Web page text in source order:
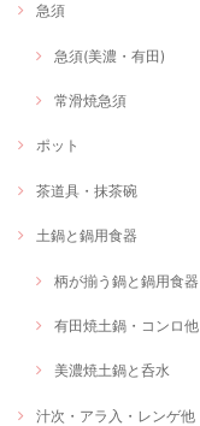
急須
急須(美濃・有田)
常滑焼急須
ポット
茶道具・抹茶碗
土鍋と鍋用食器
柄が揃う鍋と鍋用食器
有田焼土鍋・コンロ他
美濃焼土鍋と呑水
汁次・アラ入・レンゲ他